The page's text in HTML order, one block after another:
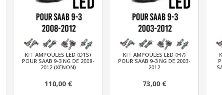
KIT AMPOULES LED (D1S)
POUR SAAB 9-3 NG DE 2008-
2012 (XENON)
110,00 €
KIT AMPOULES LED (H7)
POUR SAAB 9-3 NG DE 2003-
2012
73,00 €